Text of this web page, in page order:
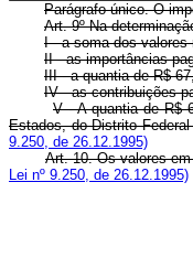
Parágrafo único. O
Art. 9º Na
I - a soma dos
II - as importâncias
III - a quantia de R$
IV - as contribuições
V - A quantia de R$
Estados, do Distrito
9.250, de 26.12.1995)
Art. 10. Os valores
Lei nº 9.250, de 26.12.1995)